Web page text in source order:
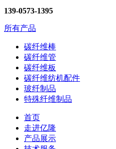
139-0573-1395
所有产品
碳纤维棒
碳纤维管
碳纤维板
碳纤维纺机配件
玻纤制品
特殊纤维制品
首页
走进亿隆
产品展示